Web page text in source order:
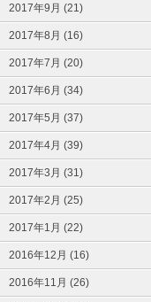
2017年9月 (21)
2017年8月 (16)
2017年7月 (20)
2017年6月 (34)
2017年5月 (37)
2017年4月 (39)
2017年3月 (31)
2017年2月 (25)
2017年1月 (22)
2016年12月 (16)
2016年11月 (26)